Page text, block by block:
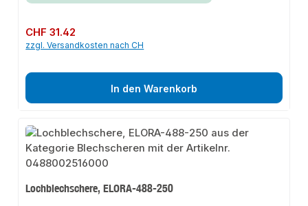
Regulärer Preis:
CHF 31.42
zzgl. Versandkosten nach CH
In den Warenkorb
Lochblechschere, ELORA-488-250